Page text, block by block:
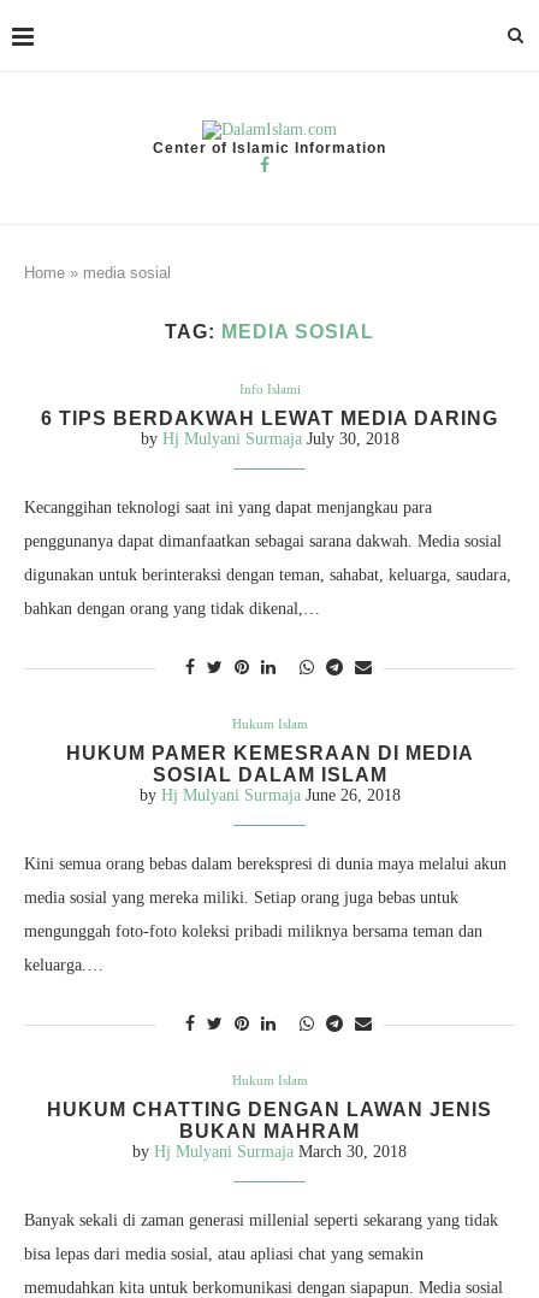
Center of Islamic Information
Home » media sosial
TAG: MEDIA SOSIAL
Info Islami
6 TIPS BERDAKWAH LEWAT MEDIA DARING
by Hj Mulyani Surmaja July 30, 2018
Kecanggihan teknologi saat ini yang dapat menjangkau para
penggunanya dapat dimanfaatkan sebagai sarana dakwah. Media sosial
digunakan untuk berinteraksi dengan teman, sahabat, keluarga, saudara,
bahkan dengan orang yang tidak dikenal,…
Hukum Islam
HUKUM PAMER KEMESRAAN DI MEDIA
SOSIAL DALAM ISLAM
by Hj Mulyani Surmaja June 26, 2018
Kini semua orang bebas dalam berekspresi di dunia maya melalui akun
media sosial yang mereka miliki. Setiap orang juga bebas untuk
mengunggah foto-foto koleksi pribadi miliknya bersama teman dan
keluarga.…
Hukum Islam
HUKUM CHATTING DENGAN LAWAN JENIS
BUKAN MAHRAM
by Hj Mulyani Surmaja March 30, 2018
Banyak sekali di zaman generasi millenial seperti sekarang yang tidak
bisa lepas dari media sosial, atau apliasi chat yang semakin
memudahkan kita untuk berkomunikasi dengan siapapun. Media sosial